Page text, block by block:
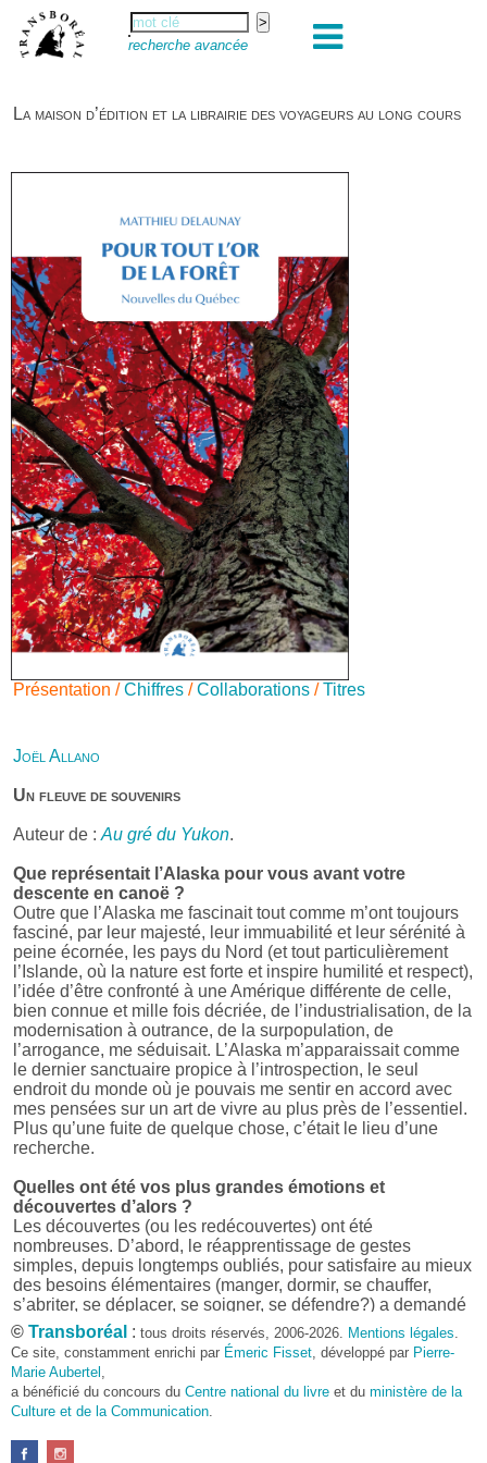
recherche avancée
La maison d’édition et la librairie des voyageurs au long cours
Présentation /Chiffres /Collaborations /Titres
Joël Allano
Un fleuve de souvenirs
Auteur de : Au gré du Yukon.
Que représentait l’Alaska pour vous avant votre
descente en canoë ?
Outre que l’Alaska me fascinait tout comme m’ont toujours
fasciné, par leur majesté, leur immuabilité et leur sérénité à
peine écornée, les pays du Nord (et tout particulièrement
l’Islande, où la nature est forte et inspire humilité et respect),
l’idée d’être confronté à une Amérique différente de celle,
bien connue et mille fois décriée, de l’industrialisation, de la
modernisation à outrance, de la surpopulation, de
l’arrogance, me séduisait. L’Alaska m’apparaissait comme
le dernier sanctuaire propice à l’introspection, le seul
endroit du monde où je pouvais me sentir en accord avec
mes pensées sur un art de vivre au plus près de l’essentiel.
Plus qu’une fuite de quelque chose, c’était le lieu d’une
recherche.
Quelles ont été vos plus grandes émotions et
découvertes d’alors ?
Les découvertes (ou les redécouvertes) ont été
nombreuses. D’abord, le réapprentissage de gestes
simples, depuis longtemps oubliés, pour satisfaire au mieux
des besoins élémentaires (manger, dormir, se chauffer,
s’abriter, se déplacer, se soigner, se défendre?) a demandé
beaucoup d’énergie et, parfois, d’ingéniosité car rien n’était
donné facilement. Cela a réclamé quelques talents
d’organisation et une façon inhabituelle de penser et d’agir.
Et puis, il y a eu, bien sûr, la découverte d’un monde parfois
bienveillant, parfois hostile, aux repères changeants,
absents ou fuyants, mais qui toujours forçait le respect et
imposait ses conditions.
© Transboréal : tous droits réservés, 2006-2026. Mentions légales
Ce site, constamment enrichi par Émeric Fisset , développé par Pierre-
Marie Aubertel
a bénéficié du concours du Centre national du livre et du ministère de la
Culture et de la Communication